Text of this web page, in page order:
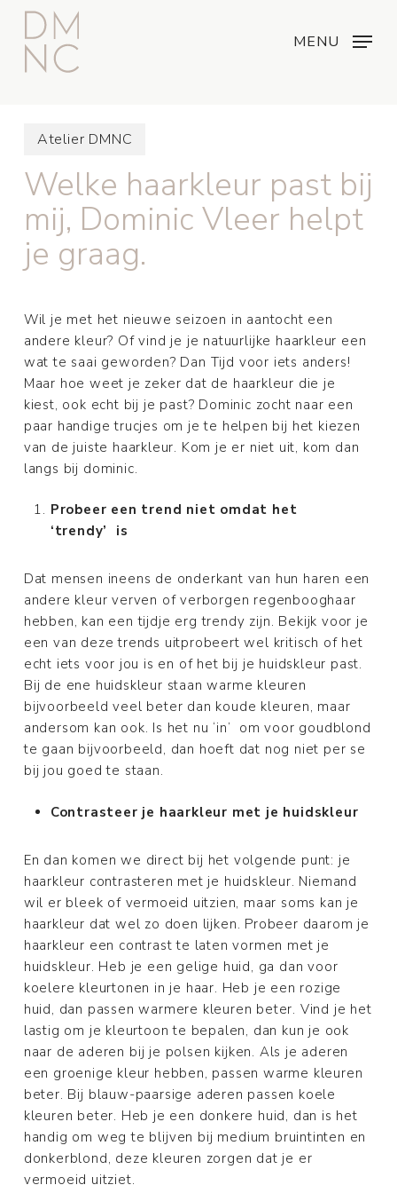
Skip
main
content
MENU
Atelier DMNC
Welke haarkleur past bij
mij, Dominic Vleer helpt
je graag.
Wil je met het nieuwe seizoen in aantocht een
andere kleur? Of vind je je natuurlijke haarkleur een
wat te saai geworden? Dan Tijd voor iets anders!
Maar hoe weet je zeker dat de haarkleur die je
kiest, ook echt bij je past? Dominic zocht naar een
paar handige trucjes om je te helpen bij het kiezen
van de juiste haarkleur. Kom je er niet uit, kom dan
langs bij dominic.
Probeer een trend niet omdat het
‘trendy’
is
Dat mensen ineens de onderkant van hun haren een
andere kleur verven of verborgen regenbooghaar
hebben, kan een tijdje erg trendy zijn. Bekijk voor je
een van deze trends uitprobeert wel kritisch of het
echt iets voor jou is en of het bij je huidskleur past.
Bij de ene huidskleur staan warme kleuren
bijvoorbeeld veel beter dan koude kleuren, maar
andersom kan ook. Is het nu ‘in’ om voor goudblond
te gaan bijvoorbeeld, dan hoeft dat nog niet per se
bij jou goed te staan.
Contrasteer je haarkleur met je huidskleur
En dan komen we direct bij het volgende punt: je
haarkleur contrasteren met je huidskleur. Niemand
wil er bleek of vermoeid uitzien, maar soms kan je
haarkleur dat wel zo doen lijken. Probeer daarom je
haarkleur een contrast te laten vormen met je
huidskleur. Heb je een gelige huid, ga dan voor
koelere kleurtonen in je haar. Heb je een rozige
huid, dan passen warmere kleuren beter. Vind je het
lastig om je kleurtoon te bepalen, dan kun je ook
naar de aderen bij je polsen kijken. Als je aderen
een groenige kleur hebben, passen warme kleuren
beter. Bij blauw-paarsige aderen passen koele
kleuren beter. Heb je een donkere huid, dan is het
handig om weg te blijven bij medium bruintinten en
donkerblond, deze kleuren zorgen dat je er
vermoeid uitziet.